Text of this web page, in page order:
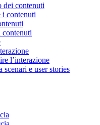
dei contenuti
i contenuti
contenuti
l’interazione
e user stories